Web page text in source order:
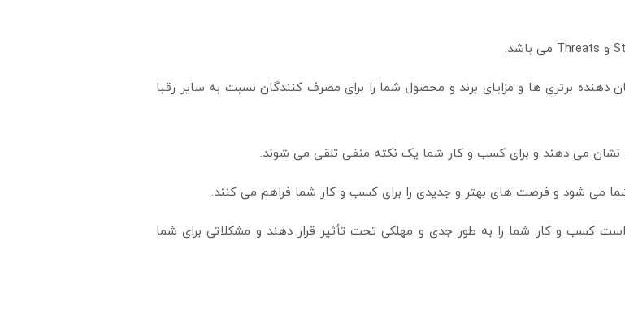
برتری ها و مزایای برند و محصول شما را برای مصرف کنندگان نسبت به سایر رقبا
می دهند و برای کسب و کار شما یک نکته منفی تلقی می شوند.
می شود و فرصت های بهتر و جدیدی را برای کسب و کار شما فراهم می کنند.
کسب و کار شما را به طور جدی و مهلکی تحت تأثیر قرار دهند و مشکلاتی برای شما